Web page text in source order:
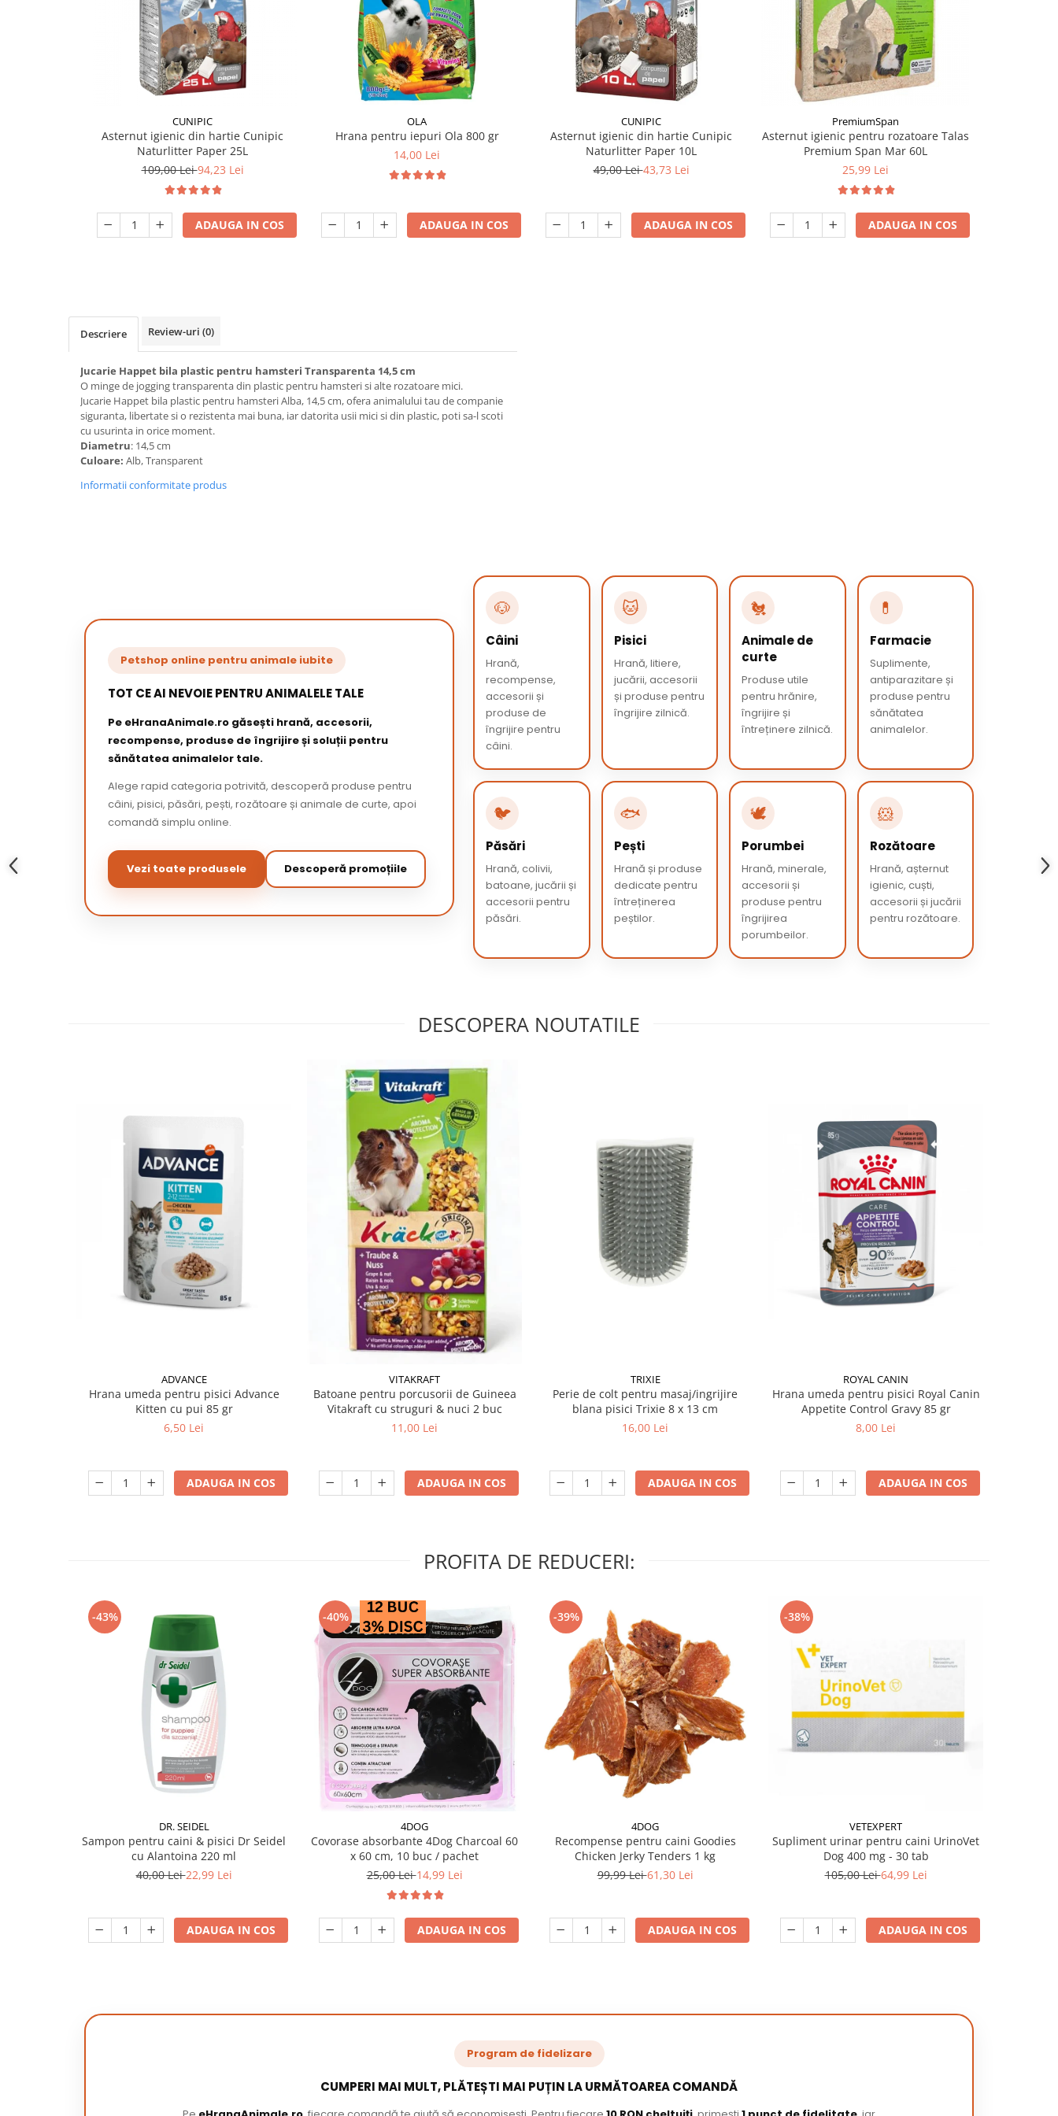
CUNIPIC
Asternut igienic din hartie Cunipic
Naturlitter Paper 25L
109,00 Lei94,23 Lei
ADAUGA IN COS
OLA
Hrana pentru iepuri Ola 800 gr
14,00 Lei
ADAUGA IN COS
CUNIPIC
Asternut igienic din hartie Cunipic
Naturlitter Paper 10L
49,00 Lei43,73 Lei
ADAUGA IN COS
PremiumSpan
Asternut igienic pentru rozatoare Talas
Premium Span Mar 60L
25,99 Lei
ADAUGA IN COS
Descriere Review-uri (0)
Jucarie Happet bila plastic pentru hamsteri Transparenta 14,5 cm
O minge de jogging transparenta din plastic pentru hamsteri si alte rozatoare mici.
Jucarie Happet bila plastic pentru hamsteri Alba, 14,5 cm, ofera animalului tau de companie
siguranta, libertate si o rezistenta mai buna, iar datorita usii mici si din plastic, poti sa-l scoti
cu usurinta in orice moment.
Diametru: 14,5 cm
Culoare: Alb, Transparent
Informatii conformitate produs
Petshop online pentru animale iubite
TOT CE AI NEVOIE PENTRU ANIMALELE TALE
Pe eHranaAnimale.ro găsești hrană, accesorii,
recompense, produse de îngrijire și soluții pentru
sănătatea animalelor tale.
Alege rapid categoria potrivită, descoperă produse pentru
câini, pisici, păsări, pești, rozătoare și animale de curte, apoi
comandă simplu online.
Vezi toate produsele Descoperă promoțiile
🐶
Câini
Hrană,
recompense,
accesorii și
produse de
îngrijire pentru
câini.
🐱
Pisici
Hrană, litiere,
jucării, accesorii
și produse pentru
îngrijire zilnică.
🐔
Animale de
curte
Produse utile
pentru hrănire,
îngrijire și
întreținere zilnică.
💊
Farmacie
Suplimente,
antiparazitare și
produse pentru
sănătatea
animalelor.
🐦
Păsări
Hrană, colivii,
batoane, jucării și
accesorii pentru
păsări.
🐟
Pești
Hrană și produse
dedicate pentru
întreținerea
peștilor.
🕊️
Porumbei
Hrană, minerale,
accesorii și
produse pentru
îngrijirea
porumbeilor.
🐹
Rozătoare
Hrană, așternut
igienic, cuști,
accesorii și jucării
pentru rozătoare.
DESCOPERA NOUTATILE
ADVANCE
Hrana umeda pentru pisici Advance
Kitten cu pui 85 gr
6,50 Lei
ADAUGA IN COS
VITAKRAFT
Batoane pentru porcusorii de Guineea
Vitakraft cu struguri & nuci 2 buc
11,00 Lei
ADAUGA IN COS
TRIXIE
Perie de colt pentru masaj/ingrijire
blana pisici Trixie 8 x 13 cm
16,00 Lei
ADAUGA IN COS
ROYAL CANIN
Hrana umeda pentru pisici Royal Canin
Appetite Control Gravy 85 gr
8,00 Lei
ADAUGA IN COS
PROFITA DE REDUCERI:
-43%
DR. SEIDEL
Sampon pentru caini & pisici Dr Seidel
cu Alantoina 220 ml
40,00 Lei22,99 Lei
ADAUGA IN COS
-40%
4DOG
Covorase absorbante 4Dog Charcoal 60
x 60 cm, 10 buc / pachet
25,00 Lei14,99 Lei
ADAUGA IN COS
-39%
4DOG
Recompense pentru caini Goodies
Chicken Jerky Tenders 1 kg
99,99 Lei61,30 Lei
ADAUGA IN COS
-38%
VETEXPERT
Supliment urinar pentru caini UrinoVet
Dog 400 mg - 30 tab
105,00 Lei64,99 Lei
ADAUGA IN COS
Program de fidelizare
CUMPERI MAI MULT, PLĂTEȘTI MAI PUȚIN LA URMĂTOAREA COMANDĂ